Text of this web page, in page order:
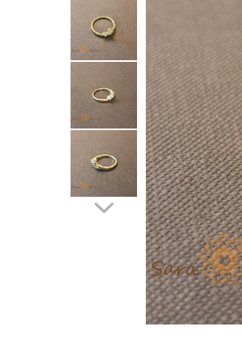
Bijuterii pentru barbati
Bijuterii din argint placate cu aur